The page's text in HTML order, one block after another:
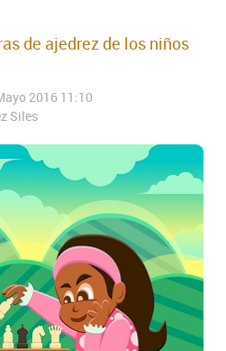
de ajedrez de los niños
2016 11:10
Siles